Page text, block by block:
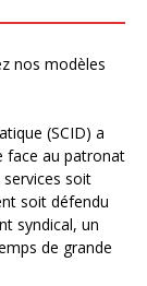
nos modèles
(SCID) a
face au patronat
soit
soit défendu
syndical, un
de grande